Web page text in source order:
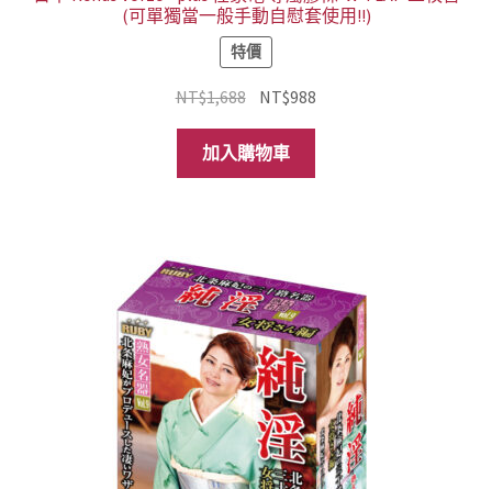
(可單獨當一般手動自慰套使用!!)
特價
NT$1,688 原
始
價
格：
NT$988
加入購物車